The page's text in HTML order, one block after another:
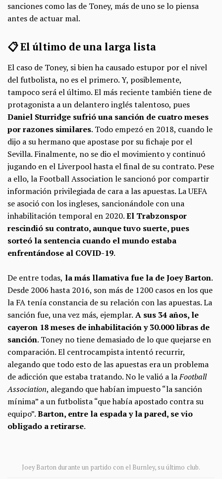
sanciones como las de Toney, más de uno se lo piensa
antes de actuar mal.
📋 El último de una larga lista
El caso de Toney, si bien ha causado estupor por el nivel
del futbolista, no es el primero. Y, posiblemente,
tampoco será el último. El más reciente también tiene de
protagonista a un delantero inglés talentoso, pues
Daniel Sturridge sufrió una sanción de cuatro meses
por razones similares. Todo empezó en 2018, cuando le
dijo a su hermano que apostase por su fichaje por el
Sevilla. Finalmente, no se dio el movimiento y continuó
jugando en el Liverpool hasta el final de su contrato. Pese
a ello, la Football Association le sancionó por compartir
información privilegiada de cara a las apuestas. La UEFA
se asoció con los ingleses, sancionándole con una
inhabilitación temporal en 2020.El Trabzonspor
rescindió su contrato, aunque tuvo suerte, pues
sorteó la sentencia cuando el mundo estaba
enfrentándose al COVID-19.
De entre todas, la más llamativa fue la de Joey Barton.
Desde 2006 hasta 2016, son más de 1200 casos en los que
la FA tenía constancia de su relación con las apuestas. La
sanción fue, una vez más, ejemplar. A sus 34 años, le
cayeron 18 meses de inhabilitación y 30.000 libras de
sanción. Toney no tiene demasiado de lo que quejarse en
comparación. El centrocampista intentó recurrir,
alegando que todo esto de las apuestas era un problema
de adicción que estaba tratando. No le valió a laFootball
Association, alegando que habían impuesto “la sanción
mínima” a un futbolista “que había apostado contra su
equipo”.Barton, entre la espada y la pared, se vio
obligado a retirarse.
Joey Barton durante un partido con el Burnley, su último club.